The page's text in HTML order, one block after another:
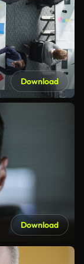
Download
Download